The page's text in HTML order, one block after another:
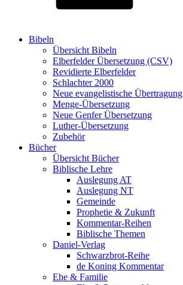
Bibeln
Übersicht Bibeln
Elberfelder Übersetzung (CSV)
Revidierte Elberfelder
Schlachter 2000
Neue evangelistische Übertragung
Menge-Übersetzung
Neue Genfer Übersetzung
Luther-Übersetzung
Zubehör
Bücher
Übersicht Bücher
Biblische Lehre
Auslegung AT
Auslegung NT
Gemeinde
Prophetie & Zukunft
Kommentar-Reihen
Biblische Themen
Daniel-Verlag
Schwarzbrot-Reihe
de Koning Kommentar
Ehe & Familie